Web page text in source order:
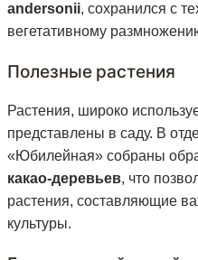
andersonii, сохранился с
вегетативному
Полезные растения
Растения, широко
представлены в саду. В
«Юбилейная» собраны
какао-деревьев, что
растения, составляющие
культуры.